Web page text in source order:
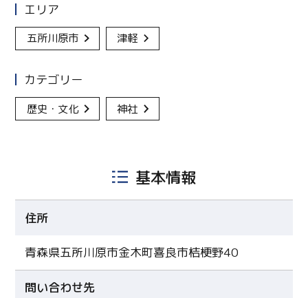
エリア
五所川原市 津軽
カテゴリー
歴史・文化 神社
基本情報
住所
青森県五所川原市金木町喜良市桔梗野40
問い合わせ先